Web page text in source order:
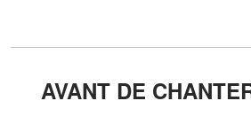
AVANT DE